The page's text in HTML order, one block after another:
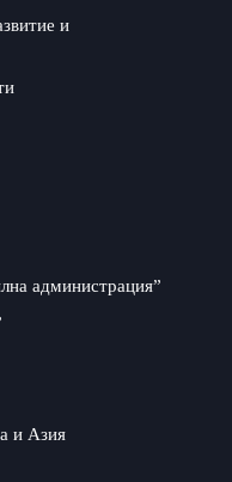
и
администрация”
и Азия